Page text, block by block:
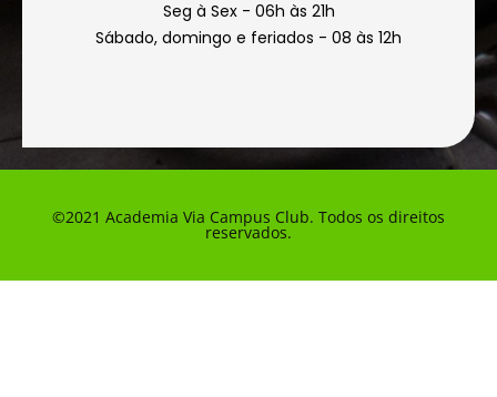
Seg à Sex - 06h às 21h
Sábado, domingo e feriados - 08 às 12h
©2021 Academia Via Campus Club. Todos os direitos
reservados.